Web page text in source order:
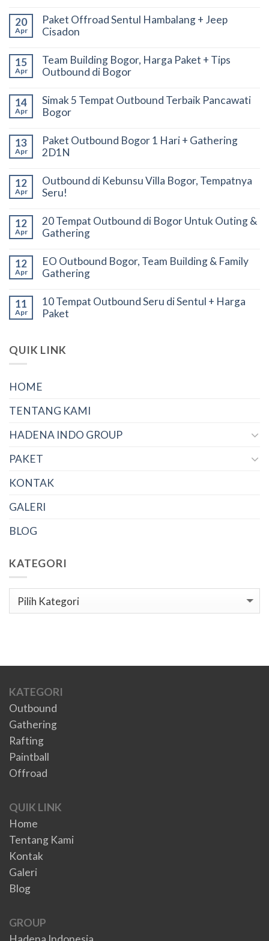
20
Apr
Paket Offroad Sentul Hambalang + Jeep
Cisadon
15
Apr
Team Building Bogor, Harga Paket + Tips
Outbound di Bogor
14
Apr
Simak 5 Tempat Outbound Terbaik Pancawati
Bogor
13
Apr
Paket Outbound Bogor 1 Hari + Gathering
2D1N
12
Apr
Outbound di Kebunsu Villa Bogor, Tempatnya
Seru!
12
Apr
20 Tempat Outbound di Bogor Untuk Outing &
Gathering
12
Apr
EO Outbound Bogor, Team Building & Family
Gathering
11
Apr
10 Tempat Outbound Seru di Sentul + Harga
Paket
QUIK LINK
HOME
TENTANG KAMI
HADENA INDO GROUP
PAKET
KONTAK
GALERI
BLOG
KATEGORI
Kategori
KATEGORI
Outbound
Gathering
Rafting
Paintball
Offroad
QUIK LINK
Home
Tentang Kami
Kontak
Galeri
Blog
GROUP